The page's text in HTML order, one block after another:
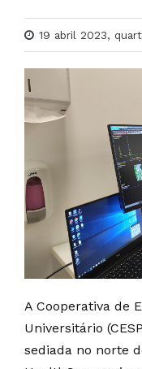
19 abril 2023,
A Cooperativa de
Universitário
sediada no norte